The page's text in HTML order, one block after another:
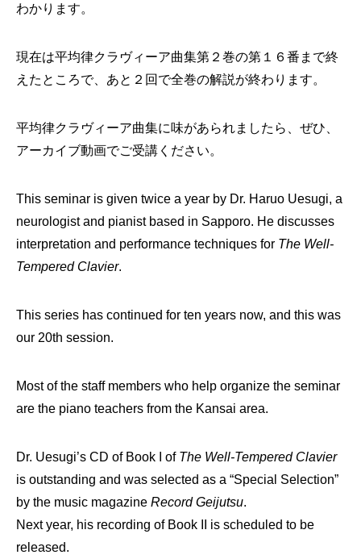
わかります。
現在は平均律クラヴィーア曲集第２巻の第１６番まで終
えたところで、あと２回で全巻の解説が終わります。
平均律クラヴィーア曲集に味があられましたら、ぜひ、
アーカイブ動画でご受講ください。
This seminar is given twice a year by Dr. Haruo Uesugi, a
neurologist and pianist based in Sapporo. He discusses
interpretation and performance techniques for The Well-
Tempered Clavier.
This series has continued for ten years now, and this was
our 20th session.
Most of the staff members who help organize the seminar
are the piano teachers from the Kansai area.
Dr. Uesugi’s CD of Book I of The Well-Tempered Clavier
is outstanding and was selected as a “Special Selection”
by the music magazine Record Geijutsu.
Next year, his recording of Book II is scheduled to be
released.